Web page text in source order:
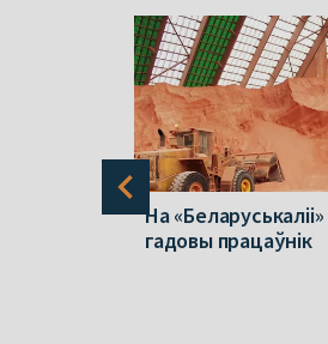
На
гадовы працаўнік